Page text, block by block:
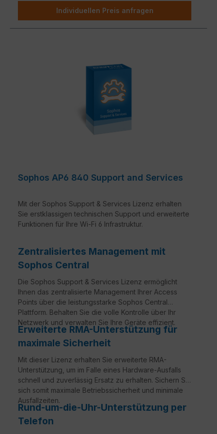
Individuellen Preis anfragen
Sophos AP6 840 Support and Services
Mit der Sophos Support & Services Lizenz erhalten
Sie erstklassigen technischen Support und erweiterte
Funktionen für Ihre Wi-Fi 6 Infrastruktur.
Zentralisiertes Management mit
Sophos Central
Die Sophos Support & Services Lizenz ermöglicht
Ihnen das zentralisierte Management Ihrer Access
Points über die leistungsstarke Sophos Central
Plattform. Behalten Sie die volle Kontrolle über Ihr
Netzwerk und verwalten Sie Ihre Geräte effizient.
Erweiterte RMA-Unterstützung für
maximale Sicherheit
Mit dieser Lizenz erhalten Sie erweiterte RMA-
Unterstützung, um im Falle eines Hardware-Ausfalls
schnell und zuverlässig Ersatz zu erhalten. Sichern Sie
sich somit maximale Betriebssicherheit und minimale
Ausfallzeiten.
Rund-um-die-Uhr-Unterstützung per
Telefon